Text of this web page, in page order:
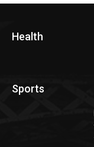
Health
Sports